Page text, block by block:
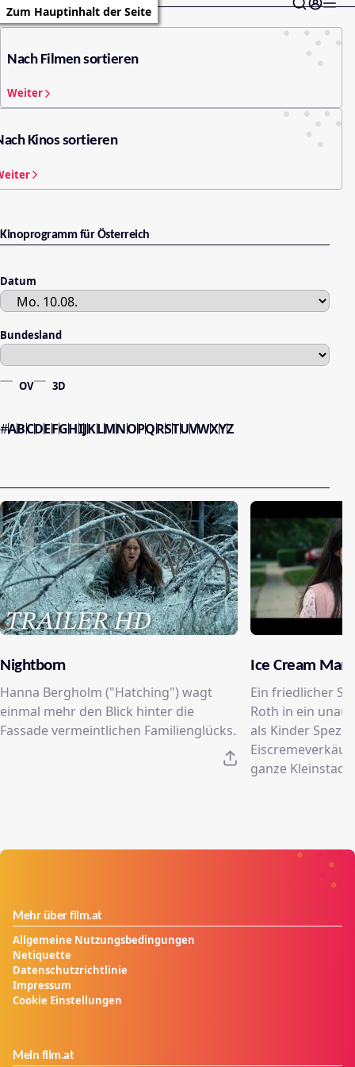
Zum Hauptinhalt der Seite
Nach Filmen sortieren
Weiter
Kinos sortieren
Kinoprogramm für Österreich
Datum
Bundesland
OV 3D
#ABCDEFGHIJKLMNOPQRSTUVWXYZ
Nightborn
Hanna Bergholm ("Hatching") wagt
einmal mehr den Blick hinter die
Fassade vermeintlichen Familienglücks.
Ice Cream Man
Ein friedlicher
Roth in ein
als Kinder
ganze Kleinstadt
Mehr über film.at
Allgemeine Nutzungsbedingungen
Netiquette
Datenschutzrichtlinie
Impressum
Cookie Einstellungen
Mein film.at